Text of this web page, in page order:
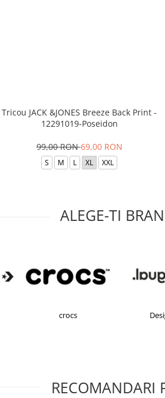
Tricou JACK &JONES Breeze Back Print -
12291019-Poseidon
99,00 RON69,00 RON
S M L XL XXL
ALEGE-TI
crocs
RECOMANDARI